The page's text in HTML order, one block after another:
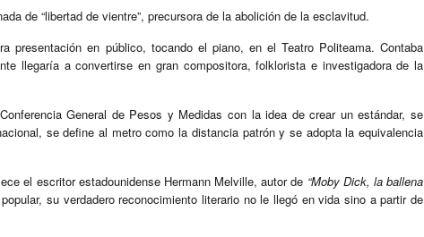
de “libertad de vientre”, precursora de la abolición de la esclavitud.
presentación en público, tocando el piano, en el Teatro Politeama. Contaba
llegaría a convertirse en gran compositora, folklorista e investigadora de la
General de Pesos y Medidas con la idea de crear un estándar, se
se define al metro como la distancia patrón y se adopta la equivalencia
el escritor estadounidense Hermann Melville, autor de “Moby Dick, la ballena
su verdadero reconocimiento literario no le llegó en vida sino a partir de